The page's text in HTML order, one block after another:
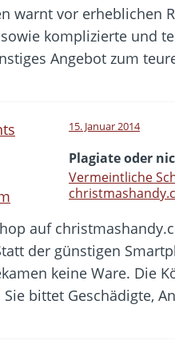
warnt vor erheblichen
komplizierte und
Angebot zum
15. Januar 2014
Plagiate oder
Vermeintliche
auf
der günstigen
keine Ware. Die
bittet Geschädigte,